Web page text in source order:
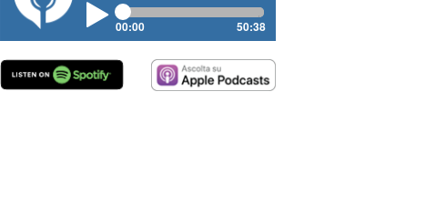
00:00 50:38